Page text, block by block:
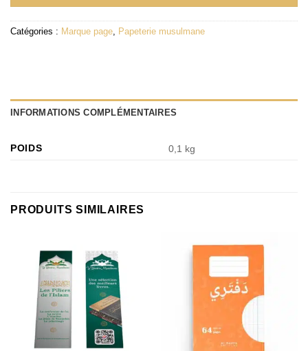
Catégories : Marque page, Papeterie musulmane
INFORMATIONS COMPLÉMENTAIRES
POIDS 0,1 kg
PRODUITS SIMILAIRES